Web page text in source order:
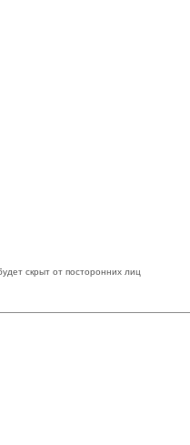
скрыт от посторонних лиц